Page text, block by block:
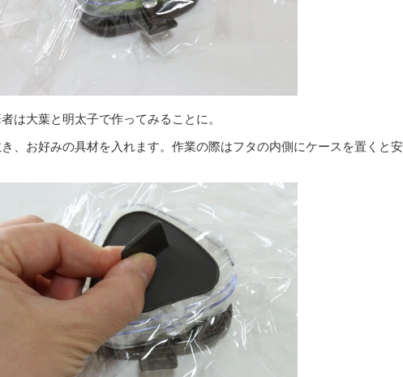
は大葉と明太子で作ってみることに。
、お好みの具材を入れます。作業の際はフタの内側にケースを置くと安